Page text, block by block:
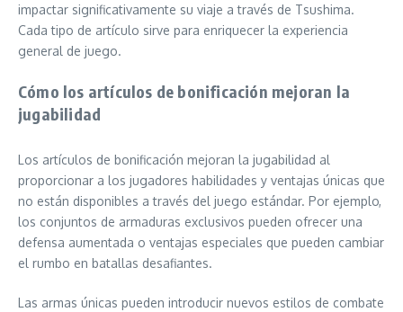
impactar significativamente su viaje a través de Tsushima.
Cada tipo de artículo sirve para enriquecer la experiencia
general de juego.
Cómo los artículos de bonificación mejoran la
jugabilidad
Los artículos de bonificación mejoran la jugabilidad al
proporcionar a los jugadores habilidades y ventajas únicas que
no están disponibles a través del juego estándar. Por ejemplo,
los conjuntos de armaduras exclusivos pueden ofrecer una
defensa aumentada o ventajas especiales que pueden cambiar
el rumbo en batallas desafiantes.
Las armas únicas pueden introducir nuevos estilos de combate